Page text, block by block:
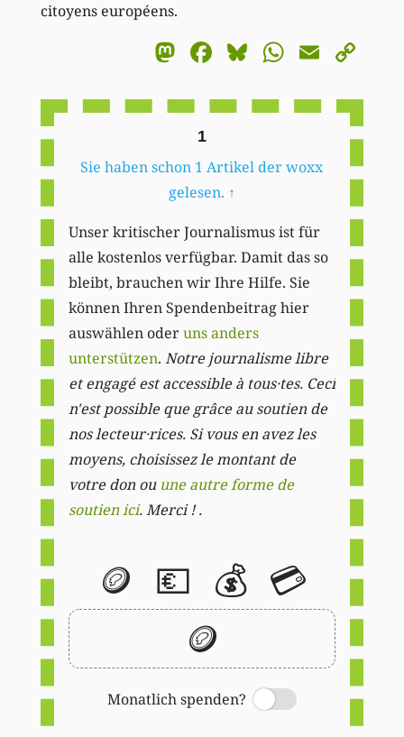
citoyens européens.
Mastodon
Facebook
BlueskyEmail
1
Sie haben schon 1 Artikel der woxx
gelesen. ↑
Unser kritischer Journalismus ist für
alle kostenlos verfügbar. Damit das so
bleibt, brauchen wir Ihre Hilfe. Sie
können Ihren Spendenbeitrag hier
auswählen oderuns anders
unterstützen. Notre journalisme libre
et engagé est accessible à tous·tes. Ceci
n'est possible que grâce au soutien de
nos lecteur·rices. Si vous en avez les
moyens, choisissez le montant de
votre don ou une autre forme de
soutien ici. Merci ! .
🪙 💶 💰 💳
🪙
Monatlich spenden?
Switch